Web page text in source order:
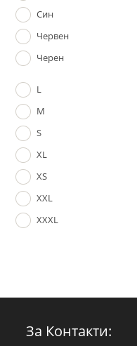
Син
Червен
Черен
L
M
S
XL
XS
XXL
XXXL
За Контакти: